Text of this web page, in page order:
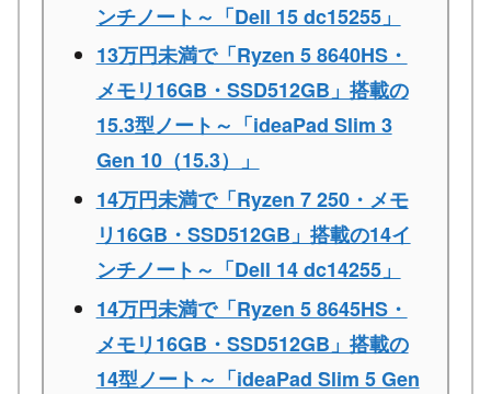
ンチノート～「Dell 15 dc15255」
13万円未満で「Ryzen 5 8640HS・
メモリ16GB・SSD512GB」搭載の
15.3型ノート～「ideaPad Slim 3
Gen 10（15.3）」
14万円未満で「Ryzen 7 250・メモ
リ16GB・SSD512GB」搭載の14イ
ンチノート～「Dell 14 dc14255」
14万円未満で「Ryzen 5 8645HS・
メモリ16GB・SSD512GB」搭載の
14型ノート～「ideaPad Slim 5 Gen